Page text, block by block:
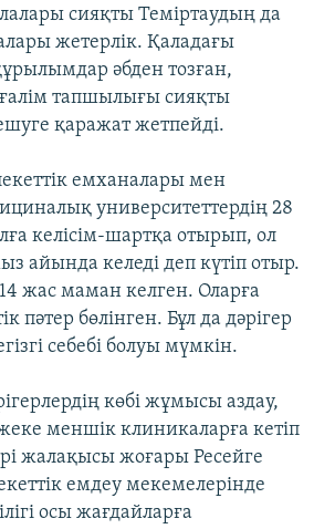
сияқты Теміртаудың да
жетерлік. Қаладағы
әбден тозған,
тапшылығы сияқты
қаражат жетпейді.
емханалары мен
университеттердің 28
келісім-шартқа отырып, ол
айында келеді деп күтіп отыр.
жас маман келген. Оларға
пәтер бөлінген. Бұл да дәрігер
себебі болуы мүмкін.
көбі жұмысы аздау,
меншік клиникаларға кетіп
жалақысы жоғары Ресейге
емдеу мекемелерінде
осы жағдайларға